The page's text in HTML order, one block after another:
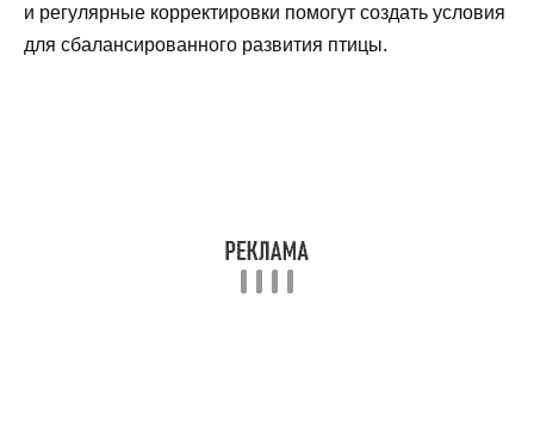
и регулярные корректировки помогут создать условия
для сбалансированного развития птицы.